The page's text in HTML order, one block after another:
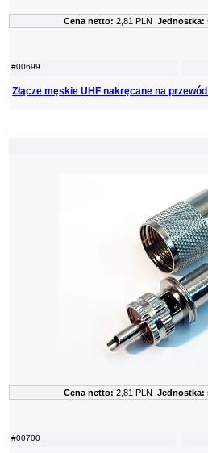
#00699
Złącze męskie UHF nakręcane na
Cena netto: 2,81 PLN Jednostka:
#00700
Cena netto: 2,81 PLN Jednostka: